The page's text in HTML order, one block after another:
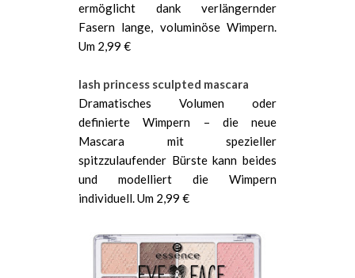
ermöglicht dank verlängernder
Fasern lange, voluminöse Wimpern.
Um 2,99 €
lash princess sculpted mascara
Dramatisches Volumen oder
definierte Wimpern – die neue
Mascara mit spezieller
spitzzulaufender Bürste kann beides
und modelliert die Wimpern
individuell. Um 2,99 €